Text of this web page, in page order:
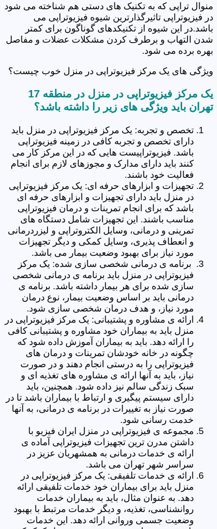
منوال تراپی که به تکنیک های دستی هم شناخته می شود
در فیزیوتراپی تاثیرگذارترین شیوه فیزیوتراپی می
باشد.در این شیوه از تکنیکدهای گوناگون برای کمتر
شدن التهاب و برطرف کردن مشکلات عضلات و مفاصل
بهره برده می شود.
ویژگی های یک مرکز فیزیوتراپی در منزل خوب چیست؟
یک مرکز فیزیوتراپی در منزل در منطقه 17
تهران باید ویژگی های زیر را داشته باشد؟
تخصص و تجربه: یک مرکز فیزیوتراپی در منزل باید
دارای تخصص و تجربه کافی در زمینه فیزیوتراپی
باشد. فیزیوتراپیست هایی که در این مرکز کار می
کنند باید دارای مدارک و مجوزهای لازم برای انجام
فعالیت خود باشند.
تجهیزات و ابزارهای حرفه ای: یک مرکز فیزیوتراپی
در منزل باید دارای تجهیزات و ابزارهای حرفه ای
باشد که برای انجام تمرینات و درمان فیزیوتراپی
مناسب باشند. این تجهیزات شامل دستگاه های
تمرینی و درمانی، وسایل الکتروتراپی و لیزردرمانی
و انعطاف پذیری، وسایل کمکی و دیگر تجهیزات
مورد نیاز برای بهبود وضعیت بیمار می باشد.
برنامه ی درمانی شخصی سازی شده: یک مرکز
فیزیوتراپی در منزل باید برنامه ی درمانی شخصی
سازی شده برای هر بیمار داشته باشد. برنامه ی
درمانی باید بر اساس وضعیت بیمار، نوع درمان
مورد نیاز، و هدف درمان شخصی سازی شود.
ارائه ی مشاوره و پشتیبانی: یک مرکز فیزیوتراپی در
منزل باید به بیماران خود مشاوره و پشتیبانی کافی
را ارائه دهد. باید به بیماران آموزش داده شود که
چگونه در خانه خودشان تمرینات و درمان های
فیزیوتراپی را به درستی انجام دهند و در صورت
نیاز، باید به آنها ارائه ی مشاوره های تغذیه ای و
سبک زندگی سالم نیز داده شود. همچنین، باید
دارای سیستم پیگیری و ارتباط با بیماران باشد تا در
صورت نیاز به تغییرات در برنامه ی درمانی، به آنها
خدمت رسانی شود.
مجموعه ی فیزیوتراپی در منزل ایران فیزیو با
داشتن مدرن ترین تجهیزات فیزیوتراپی آماده ی
ارائه ی خدمات درمانی به همشهریان عزیز در
سراسر شهر تهران می باشد.
ارائه ی خدمات تلفیقی: یک مرکز فیزیوتراپی در
منزل باید برای بیماران خود خدمات تلفیقی ارائه
دهد. به عنوان مثال، باید به بیماران خدمات
روانشناسی، تغذیه، و دیگر خدمات مرتبط با بهبود
وضعیت جسمی وروانی ارائه دهد. این خدمات